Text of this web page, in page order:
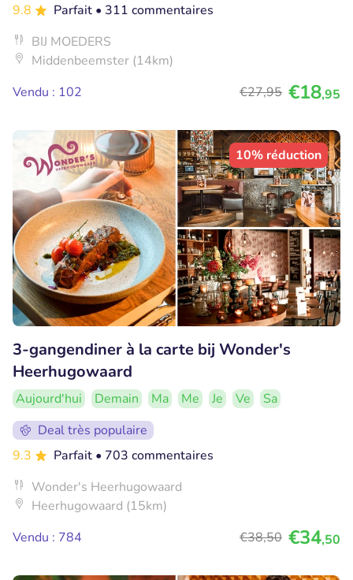
9.8
Parfait • 311 commentaires
BIJ MOEDERS
Middenbeemster (14km)
Vendu : 102
€27,95 €18,95
10% réduction
3-gangendiner à la carte bij Wonder's
Heerhugowaard
Aujourd'hui Demain Ma Me Je Ve
Sa
Deal très populaire
9.3
Parfait • 703 commentaires
Wonder's Heerhugowaard
Heerhugowaard (15km)
Vendu : 784
€38,50 €34,50